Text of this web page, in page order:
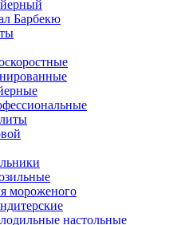
Барбекю
мороженого
настольные